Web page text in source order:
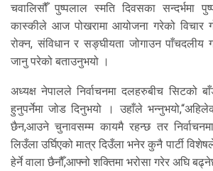
चवालिसौँ पुष्पलाल स्मति दिवसका सन्दर्भमा
कास्कीले आज पोखरामा आयोजना गरेको विचार
रोक्न, संविधान र सङ्घीयता जोगाउन पाँचदलीय
जानु परेको बताउनुभयो ।
अध्यक्ष नेपालले निर्वाचनमा दलहरुबीच सिटको
हुनुपर्नेमा जोड दिनुभयो । उहाँले
छैन,आउने चुनावसम्म कायमै रहन्छ तर
लिउँला उर्घिएको मात्र दिउँला भनेर कुनै पार्टी
हेर्ने वाला छैनौँ,आफ्नो शक्तिमा भरोसा गरेर अघि